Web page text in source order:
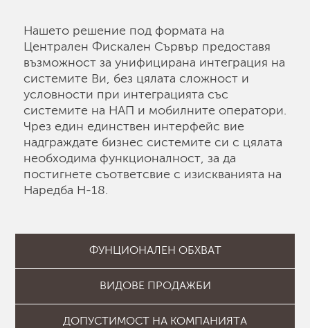
Нашето решение под формата на
Централен Фискален Сървър предоставя
възможност за унифицирана интеграция на
системите Ви, без цялата сложност и
условности при интеграцията със
системите на НАП и мобилните оператори.
Чрез един единствен интерфейс вие
надграждате бизнес системите си с цялата
необходима функционалност, за да
постигнете съответсвие с изискванията на
Наредба Н-18.
ФУНЦИОНАЛЕН ОБХВАТ
ВИДОВЕ ПРОДАЖБИ
ДОПУСТИМОСТ НА КОМПАНИЯТА